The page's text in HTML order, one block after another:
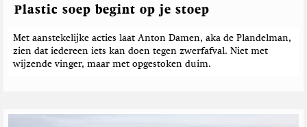
Plastic soep begint op je stoep
Met aanstekelijke acties laat Anton Damen, aka de Plandelman,
zien dat iedereen iets kan doen tegen zwerfafval. Niet met
wijzende vinger, maar met opgestoken duim.